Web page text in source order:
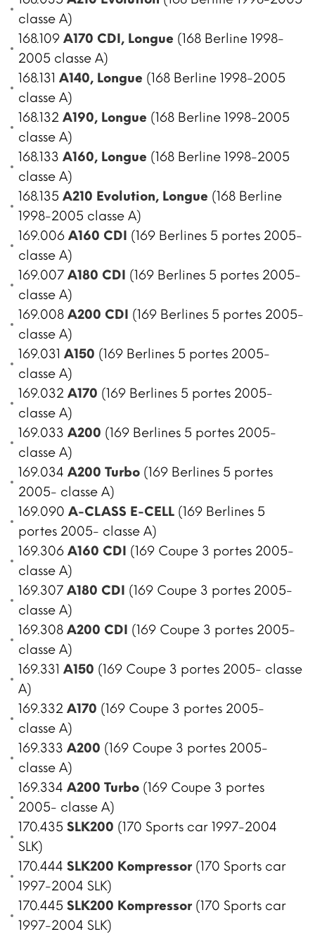
classe A)
168.109 A170 CDI, Longue (168 Berline 1998-
2005 classe A)
168.131 A140, Longue (168 Berline 1998-2005
classe A)
168.132 A190, Longue (168 Berline 1998-2005
classe A)
168.133 A160, Longue (168 Berline 1998-2005
classe A)
168.135 A210 Evolution, Longue (168 Berline
1998-2005 classe A)
169.006 A160 CDI (169 Berlines 5 portes 2005-
classe A)
169.007 A180 CDI (169 Berlines 5 portes 2005-
classe A)
169.008 A200 CDI (169 Berlines 5 portes 2005-
classe A)
169.031 A150 (169 Berlines 5 portes 2005-
classe A)
169.032 A170 (169 Berlines 5 portes 2005-
classe A)
169.033 A200 (169 Berlines 5 portes 2005-
classe A)
169.034 A200 Turbo (169 Berlines 5 portes
2005- classe A)
169.090 A-CLASS E-CELL (169 Berlines 5
portes 2005- classe A)
169.306 A160 CDI (169 Coupe 3 portes 2005-
classe A)
169.307 A180 CDI (169 Coupe 3 portes 2005-
classe A)
169.308 A200 CDI (169 Coupe 3 portes 2005-
classe A)
169.331 A150 (169 Coupe 3 portes 2005- classe
A)
169.332 A170 (169 Coupe 3 portes 2005-
classe A)
169.333 A200 (169 Coupe 3 portes 2005-
classe A)
169.334 A200 Turbo (169 Coupe 3 portes
2005- classe A)
170.435 SLK200 (170 Sports car 1997-2004
SLK)
170.444 SLK200 Kompressor (170 Sports car
1997-2004 SLK)
170.445 SLK200 Kompressor (170 Sports car
1997-2004 SLK)